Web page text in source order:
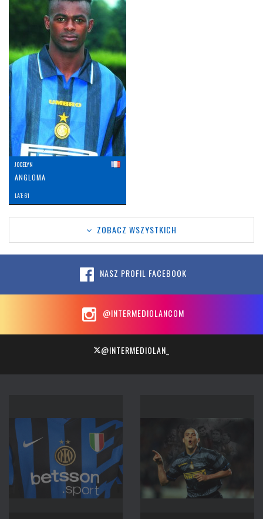
JOCELYN
ANGLOMA
LAT: 61
ZOBACZ WSZYSTKICH
NASZ PROFIL FACEBOOK
@INTERMEDIOLANCOM
@INTERMEDIOLAN_